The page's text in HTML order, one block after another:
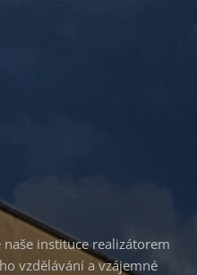
instituce realizátorem
vzdělávání a vzájemné